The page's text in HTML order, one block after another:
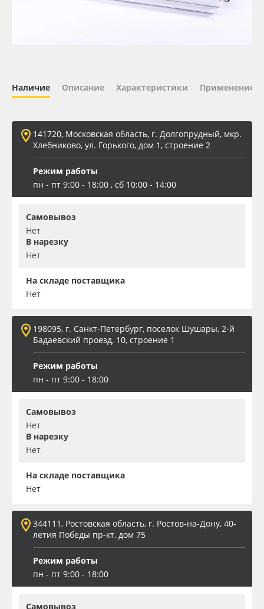
ПЭТ бэклит
Вспененный ПВХ
Заготовки для сувениров
Наличие Описание Характеристики Применение
141720, Московская область, г. Долгопрудный, мкр.
Хлебниково, ул. Горького, дом 1, строение 2
Режим работы
пн - пт 9:00 - 18:00 , сб 10:00 - 14:00
Самовывоз
Нет
В нарезку
Нет
На складе поставщика
Нет
198095, г. Санкт-Петербург, поселок Шушары, 2-й
Бадаевский проезд, 10, строение 1
Режим работы
пн - пт 9:00 - 18:00
Самовывоз
Нет
В нарезку
Нет
На складе поставщика
Нет
344111, Ростовская область, г. Ростов-на-Дону, 40-
летия Победы пр-кт, дом 75
Режим работы
пн - пт 9:00 - 18:00
Самовывоз